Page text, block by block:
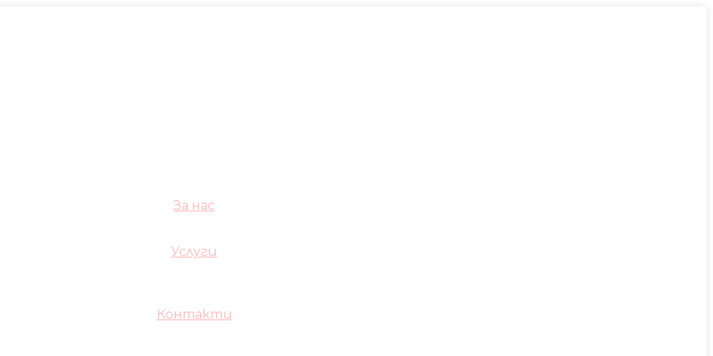
За нас
Услуги
Контакти